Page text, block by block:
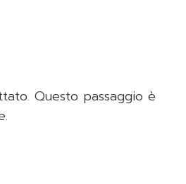
Questo passaggio è